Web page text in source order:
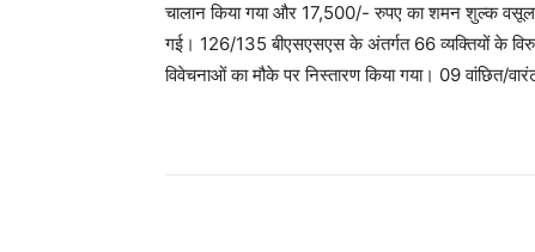
चालान किया गया और 17,500/- रुपए का शमन शुल्क वसूला
गई। 126/135 बीएसएसएस के अंतर्गत 66 व्यक्तियों के
विवेचनाओं का मौके पर निस्तारण किया गया। 09 वांछित/